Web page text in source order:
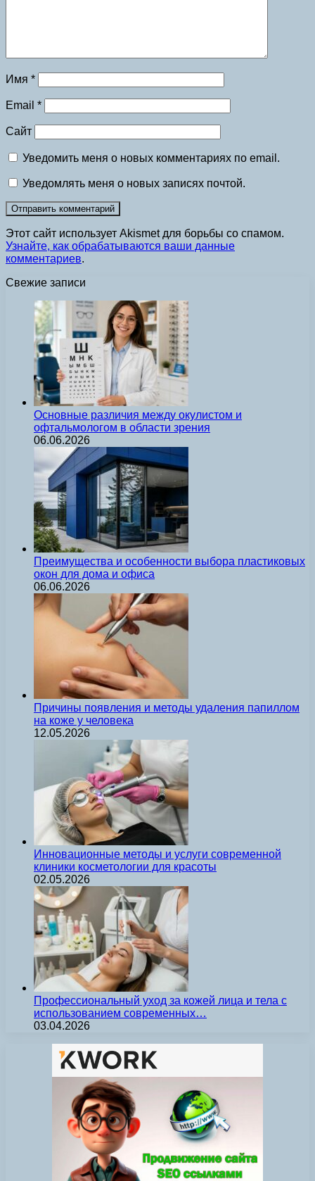
Имя *
Email *
Сайт
Уведомить меня о новых комментариях по email.
Уведомлять меня о новых записях почтой.
Этот сайт использует Akismet для борьбы со спамом.
Узнайте, как обрабатываются ваши данные
комментариев.
Свежие записи
Основные различия между окулистом и
офтальмологом в области зрения
06.06.2026
Преимущества и особенности выбора пластиковых
окон для дома и офиса
06.06.2026
Причины появления и методы удаления папиллом
на коже у человека
12.05.2026
Инновационные методы и услуги современной
клиники косметологии для красоты
02.05.2026
Профессиональный уход за кожей лица и тела с
использованием современных…
03.04.2026